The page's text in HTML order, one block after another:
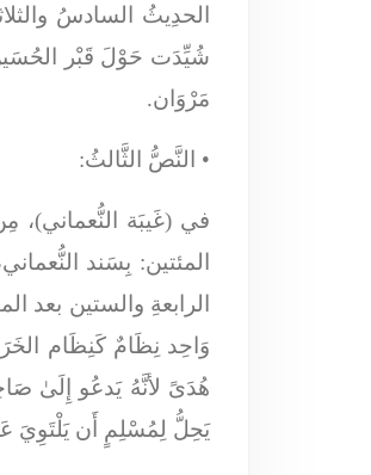
الحدِيثُ السادسُ
شُيِّدَت حَوْلَ قَبْر
مَرْوَان.
• النَّصُّ الثَّالثُ:
في (غَيبَة النُّعماني)،
المئتين: بِسَند
الرابعةِ والستين بعد
وَاحِد نِظَامٌ كَنِظَام
هُدَىً لأنَّهُ يَدعُو إِلَىٰ
يَحِلُّ لِمُسْلِمٍ أَن يَلْتَوِيَ